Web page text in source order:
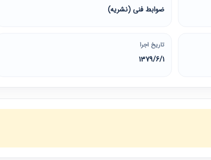
ضوابط فنی (نشریه)
تاریخ اجرا
1379/6/1